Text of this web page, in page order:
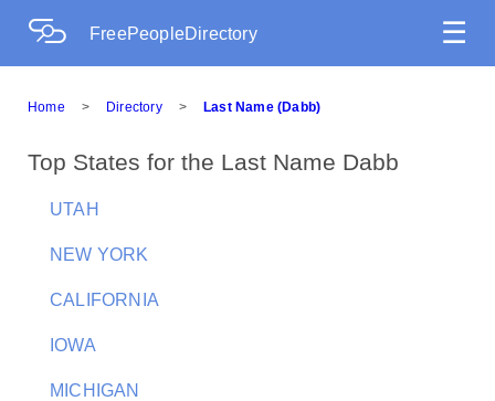
FreePeopleDirectory ☰
Home > Directory > Last Name (Dabb)
Top States for the Last Name Dabb
UTAH
NEW YORK
CALIFORNIA
IOWA
MICHIGAN